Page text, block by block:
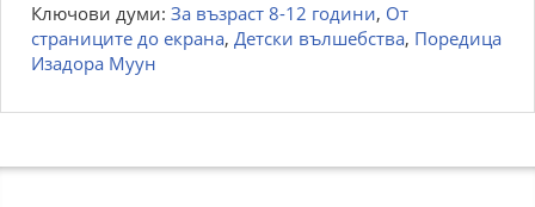
Ключови думи: За възраст 8-12 години, От
страниците до екрана, Детски вълшебства, Поредица
Изадора Муун